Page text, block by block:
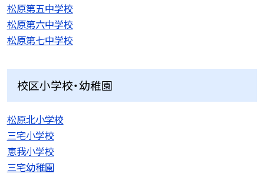
松原第五中学校
松原第六中学校
松原第七中学校
校区小学校・幼稚園
松原北小学校
三宅小学校
恵我小学校
三宅幼稚園